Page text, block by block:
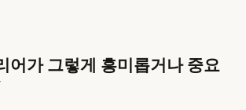
어가 그렇게 흥미롭거나 중요